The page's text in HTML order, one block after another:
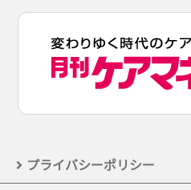
プライバシーポリシー